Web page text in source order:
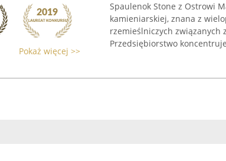
Pokaż więcej >>
Spaulenok Stone z Ostrowi
kamieniarskiej, znana z
rzemieślniczych związanych
Przedsiębiorstwo